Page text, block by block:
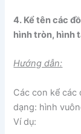
4. Kể tên các
hình tròn, hình
Hướng dẫn:
Các con kể
dạng: hình
Ví dụ: